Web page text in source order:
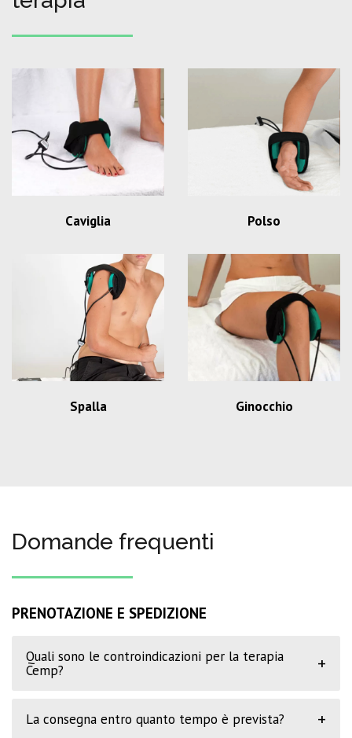
Caviglia Polso
Spalla Ginocchio
Domande frequenti
PRENOTAZIONE E SPEDIZIONE
Quali sono le controindicazioni per la terapia
Cemp?
+
La consegna entro quanto tempo è prevista? +